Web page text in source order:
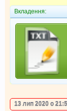
Вкладення:
13 лип 2020 о